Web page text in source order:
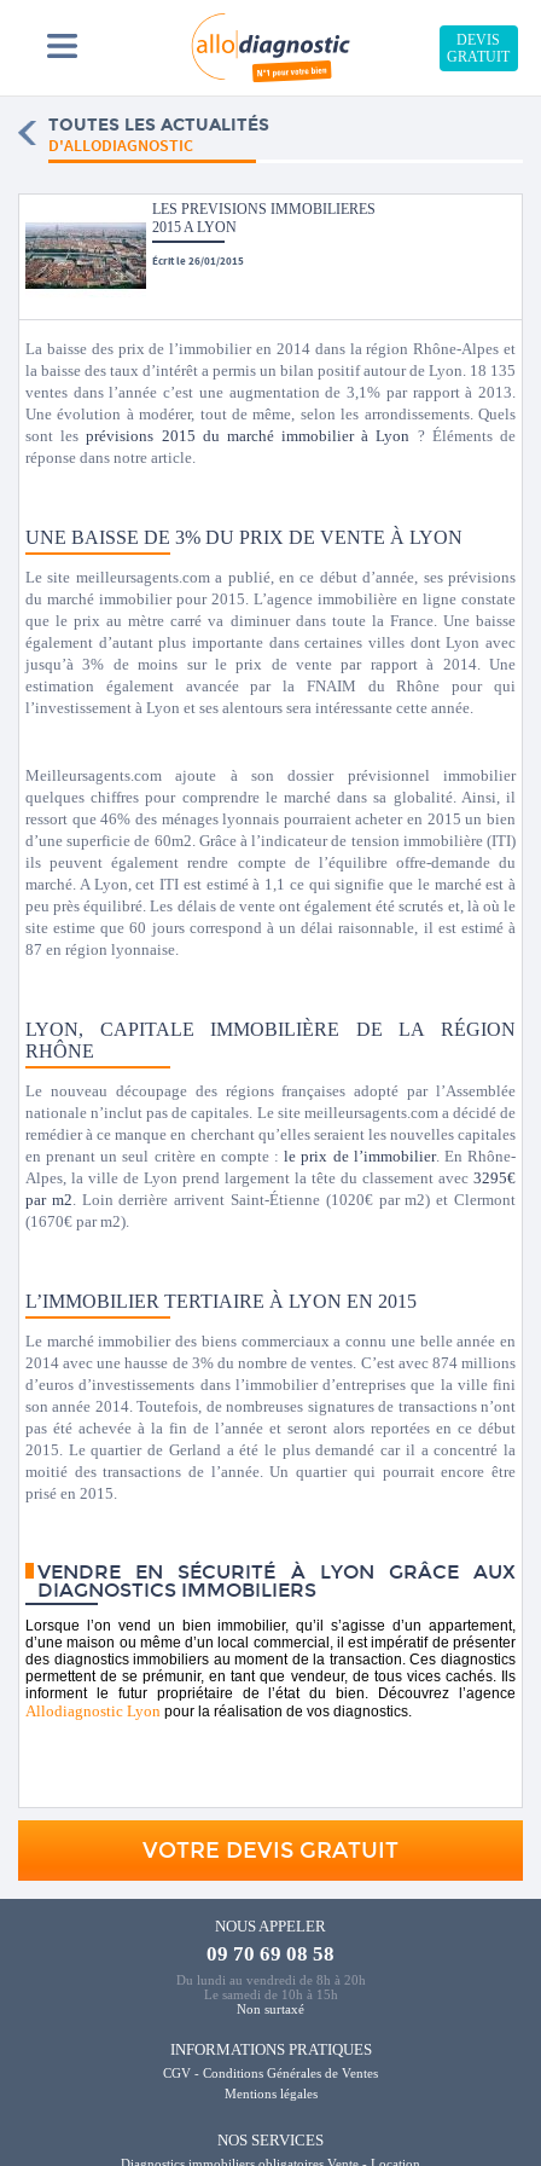
DEVIS
GRATUIT
TOUTES LES ACTUALITÉS
D'ALLODIAGNOSTIC
LES PREVISIONS IMMOBILIERES
2015 A LYON
Écrit le 26/01/2015
La baisse des prix de l’immobilier en 2014 dans la région Rhône-Alpes et
la baisse des taux d’intérêt a permis un bilan positif autour de Lyon. 18 135
ventes dans l’année c’est une augmentation de 3,1% par rapport à 2013.
Une évolution à modérer, tout de même, selon les arrondissements. Quels
sont lesprévisions 2015 du marché immobilier à Lyon ? Éléments de
réponse dans notre article.
UNE BAISSE DE 3% DU PRIX DE VENTE À LYON
Le site meilleursagents.com a publié, en ce début d’année, ses prévisions
du marché immobilier pour 2015. L’agence immobilière en ligne constate
que le prix au mètre carré va diminuer dans toute la France. Une baisse
également d’autant plus importante dans certaines villes dont Lyon avec
jusqu’à 3% de moins sur le prix de vente par rapport à 2014. Une
estimation également avancée par la FNAIM du Rhône pour qui
l’investissement à Lyon et ses alentours sera intéressante cette année.
Meilleursagents.com ajoute à son dossier prévisionnel immobilier
quelques chiffres pour comprendre le marché dans sa globalité. Ainsi, il
ressort que 46% des ménages lyonnais pourraient acheter en 2015 un bien
d’une superficie de 60m2. Grâce à l’indicateur de tension immobilière (ITI)
ils peuvent également rendre compte de l’équilibre offre-demande du
marché. A Lyon, cet ITI est estimé à 1,1 ce qui signifie que le marché est à
peu près équilibré. Les délais de vente ont également été scrutés et, là où le
site estime que 60 jours correspond à un délai raisonnable, il est estimé à
87 en région lyonnaise.
LYON, CAPITALE IMMOBILIÈRE DE LA RÉGION
RHÔNE
Le nouveau découpage des régions françaises adopté par l’Assemblée
nationale n’inclut pas de capitales. Le site meilleursagents.com a décidé de
remédier à ce manque en cherchant qu’elles seraient les nouvelles capitales
en prenant un seul critère en compte :le prix de l’immobilier. En Rhône-
Alpes, la ville de Lyon prend largement la tête du classement avec 3295€
par m2. Loin derrière arrivent Saint-Étienne (1020€ par m2) et Clermont
(1670€ par m2).
L’IMMOBILIER TERTIAIRE À LYON EN 2015
Le marché immobilier des biens commerciaux a connu une belle année en
2014 avec une hausse de 3% du nombre de ventes. C’est avec 874 millions
d’euros d’investissements dans l’immobilier d’entreprises que la ville fini
son année 2014. Toutefois, de nombreuses signatures de transactions n’ont
pas été achevée à la fin de l’année et seront alors reportées en ce début
2015. Le quartier de Gerland a été le plus demandé car il a concentré la
moitié des transactions de l’année. Un quartier qui pourrait encore être
prisé en 2015.
VENDRE EN SÉCURITÉ À LYON GRÂCE AUX
DIAGNOSTICS IMMOBILIERS
Lorsque l’on vend un bien immobilier, qu’il s’agisse d’un appartement,
d’une maison ou même d’un local commercial, il est impératif de présenter
des diagnostics immobiliers au moment de la transaction. Ces diagnostics
permettent de se prémunir, en tant que vendeur, de tous vices cachés. Ils
informent le futur propriétaire de l’état du bien. Découvrez l’agence
Allodiagnostic Lyon pour la réalisation de vos diagnostics.
VOTRE DEVIS GRATUIT
NOUS APPELER
09 70 69 08 58
Du lundi au vendredi de 8h à 20h
Le samedi de 10h à 15h
Non surtaxé
INFORMATIONS PRATIQUES
CGV - Conditions Générales de Ventes
Mentions légales
NOS SERVICES